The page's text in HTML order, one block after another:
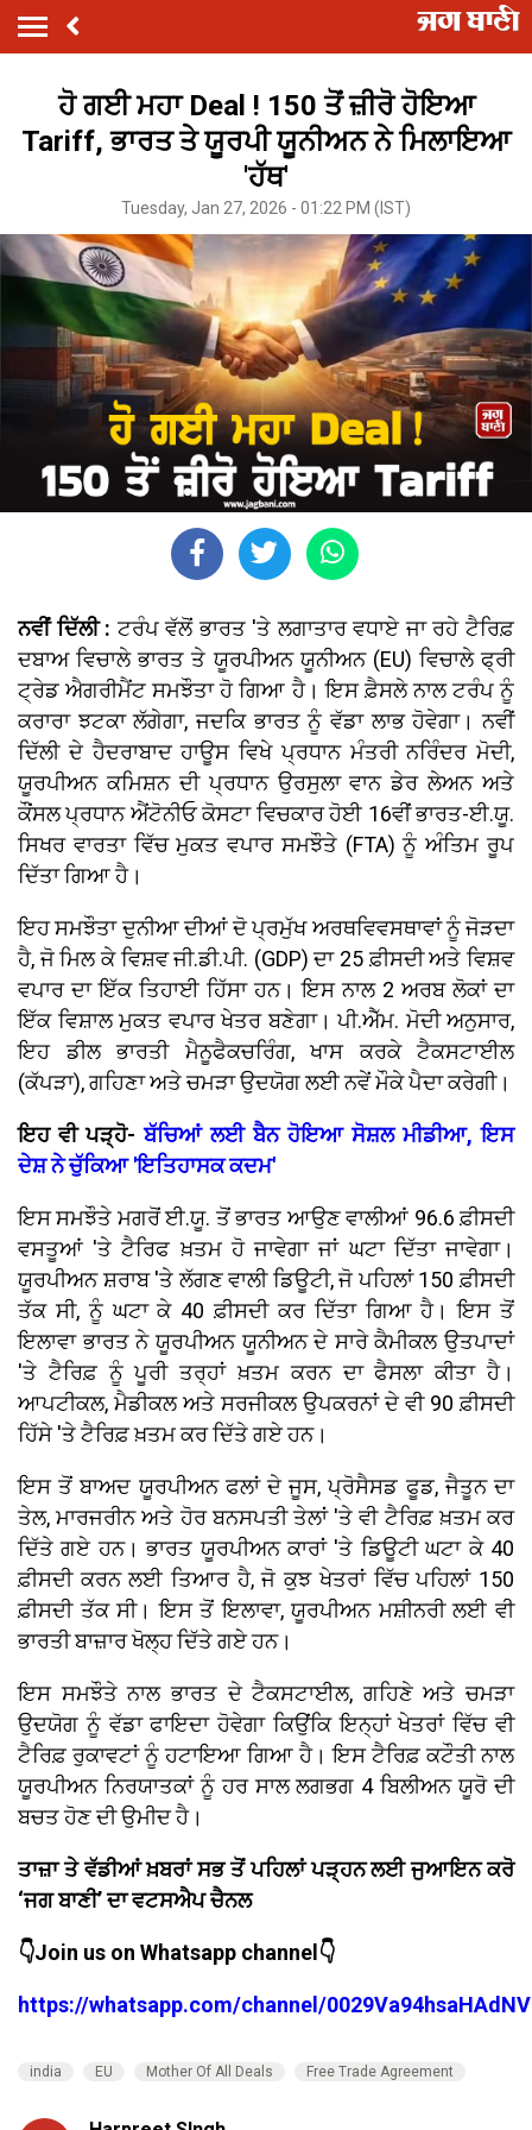
ਹੋ ਗਈ ਮਹਾ Deal ! 150 ਤੋਂ ਜ਼ੀਰੋ ਹੋਇਆ
Tariff, ਭਾਰਤ ਤੇ ਯੂਰਪੀ ਯੂਨੀਅਨ ਨੇ ਮਿਲਾਇਆ
'ਹੱਥ'
Tuesday, Jan 27, 2026 - 01:22 PM (IST)
ਨਵੀਂ ਦਿੱਲੀ : ਟਰੰਪ ਵੱਲੋਂ ਭਾਰਤ 'ਤੇ ਲਗਾਤਾਰ ਵਧਾਏ ਜਾ ਰਹੇ ਟੈਰਿਫ਼
ਦਬਾਅ ਵਿਚਾਲੇ ਭਾਰਤ ਤੇ ਯੂਰਪੀਅਨ ਯੂਨੀਅਨ (EU) ਵਿਚਾਲੇ ਫ੍ਰੀ
ਟ੍ਰੇਡ ਐਗਰੀਮੈਂਟ ਸਮਝੌਤਾ ਹੋ ਗਿਆ ਹੈ। ਇਸ ਫ਼ੈਸਲੇ ਨਾਲ ਟਰੰਪ ਨੂੰ
ਕਰਾਰਾ ਝਟਕਾ ਲੱਗੇਗਾ, ਜਦਕਿ ਭਾਰਤ ਨੂੰ ਵੱਡਾ ਲਾਭ ਹੋਵੇਗਾ। ਨਵੀਂ
ਦਿੱਲੀ ਦੇ ਹੈਦਰਾਬਾਦ ਹਾਊਸ ਵਿਖੇ ਪ੍ਰਧਾਨ ਮੰਤਰੀ ਨਰਿੰਦਰ ਮੋਦੀ,
ਯੂਰਪੀਅਨ ਕਮਿਸ਼ਨ ਦੀ ਪ੍ਰਧਾਨ ਉਰਸੁਲਾ ਵਾਨ ਡੇਰ ਲੇਅਨ ਅਤੇ
ਕੌਂਸਲ ਪ੍ਰਧਾਨ ਐਂਟੋਨੀਓ ਕੋਸਟਾ ਵਿਚਕਾਰ ਹੋਈ 16ਵੀਂ ਭਾਰਤ-ਈ.ਯੂ.
ਸਿਖਰ ਵਾਰਤਾ ਵਿੱਚ ਮੁਕਤ ਵਪਾਰ ਸਮਝੌਤੇ (FTA) ਨੂੰ ਅੰਤਿਮ ਰੂਪ
ਦਿੱਤਾ ਗਿਆ ਹੈ।
ਇਹ ਸਮਝੌਤਾ ਦੁਨੀਆ ਦੀਆਂ ਦੋ ਪ੍ਰਮੁੱਖ ਅਰਥਵਿਵਸਥਾਵਾਂ ਨੂੰ ਜੋੜਦਾ
ਹੈ, ਜੋ ਮਿਲ ਕੇ ਵਿਸ਼ਵ ਜੀ.ਡੀ.ਪੀ. (GDP) ਦਾ 25 ਫ਼ੀਸਦੀ ਅਤੇ ਵਿਸ਼ਵ
ਵਪਾਰ ਦਾ ਇੱਕ ਤਿਹਾਈ ਹਿੱਸਾ ਹਨ। ਇਸ ਨਾਲ 2 ਅਰਬ ਲੋਕਾਂ ਦਾ
ਇੱਕ ਵਿਸ਼ਾਲ ਮੁਕਤ ਵਪਾਰ ਖੇਤਰ ਬਣੇਗਾ। ਪੀ.ਐੱਮ. ਮੋਦੀ ਅਨੁਸਾਰ,
ਇਹ ਡੀਲ ਭਾਰਤੀ ਮੈਨੂਫੈਕਚਰਿੰਗ, ਖਾਸ ਕਰਕੇ ਟੈਕਸਟਾਈਲ
(ਕੱਪੜਾ), ਗਹਿਣਾ ਅਤੇ ਚਮੜਾ ਉਦਯੋਗ ਲਈ ਨਵੇਂ ਮੌਕੇ ਪੈਦਾ ਕਰੇਗੀ।
ਇਹ ਵੀ ਪੜ੍ਹੋ-ਬੱਚਿਆਂ ਲਈ ਬੈਨ ਹੋਇਆ ਸੋਸ਼ਲ ਮੀਡੀਆ, ਇਸ
ਦੇਸ਼ ਨੇ ਚੁੱਕਿਆ 'ਇਤਿਹਾਸਕ ਕਦਮ'
ਇਸ ਸਮਝੌਤੇ ਮਗਰੋਂ ਈ.ਯੂ. ਤੋਂ ਭਾਰਤ ਆਉਣ ਵਾਲੀਆਂ 96.6 ਫ਼ੀਸਦੀ
ਵਸਤੂਆਂ 'ਤੇ ਟੈਰਿਫ ਖ਼ਤਮ ਹੋ ਜਾਵੇਗਾ ਜਾਂ ਘਟਾ ਦਿੱਤਾ ਜਾਵੇਗਾ।
ਯੂਰਪੀਅਨ ਸ਼ਰਾਬ 'ਤੇ ਲੱਗਣ ਵਾਲੀ ਡਿਊਟੀ, ਜੋ ਪਹਿਲਾਂ 150 ਫ਼ੀਸਦੀ
ਤੱਕ ਸੀ, ਨੂੰ ਘਟਾ ਕੇ 40 ਫ਼ੀਸਦੀ ਕਰ ਦਿੱਤਾ ਗਿਆ ਹੈ। ਇਸ ਤੋਂ
ਇਲਾਵਾ ਭਾਰਤ ਨੇ ਯੂਰਪੀਅਨ ਯੂਨੀਅਨ ਦੇ ਸਾਰੇ ਕੈਮੀਕਲ ਉਤਪਾਦਾਂ
'ਤੇ ਟੈਰਿਫ਼ ਨੂੰ ਪੂਰੀ ਤਰ੍ਹਾਂ ਖ਼ਤਮ ਕਰਨ ਦਾ ਫੈਸਲਾ ਕੀਤਾ ਹੈ।
ਆਪਟੀਕਲ, ਮੈਡੀਕਲ ਅਤੇ ਸਰਜੀਕਲ ਉਪਕਰਨਾਂ ਦੇ ਵੀ 90 ਫ਼ੀਸਦੀ
ਹਿੱਸੇ 'ਤੇ ਟੈਰਿਫ਼ ਖ਼ਤਮ ਕਰ ਦਿੱਤੇ ਗਏ ਹਨ।
ਇਸ ਤੋਂ ਬਾਅਦ ਯੂਰਪੀਅਨ ਫਲਾਂ ਦੇ ਜੂਸ, ਪ੍ਰੋਸੈਸਡ ਫੂਡ, ਜੈਤੂਨ ਦਾ
ਤੇਲ, ਮਾਰਜਰੀਨ ਅਤੇ ਹੋਰ ਬਨਸਪਤੀ ਤੇਲਾਂ 'ਤੇ ਵੀ ਟੈਰਿਫ਼ ਖ਼ਤਮ ਕਰ
ਦਿੱਤੇ ਗਏ ਹਨ। ਭਾਰਤ ਯੂਰਪੀਅਨ ਕਾਰਾਂ 'ਤੇ ਡਿਊਟੀ ਘਟਾ ਕੇ 40
ਫ਼ੀਸਦੀ ਕਰਨ ਲਈ ਤਿਆਰ ਹੈ, ਜੋ ਕੁਝ ਖੇਤਰਾਂ ਵਿੱਚ ਪਹਿਲਾਂ 150
ਫ਼ੀਸਦੀ ਤੱਕ ਸੀ। ਇਸ ਤੋਂ ਇਲਾਵਾ, ਯੂਰਪੀਅਨ ਮਸ਼ੀਨਰੀ ਲਈ ਵੀ
ਭਾਰਤੀ ਬਾਜ਼ਾਰ ਖੋਲ੍ਹ ਦਿੱਤੇ ਗਏ ਹਨ।
ਇਸ ਸਮਝੌਤੇ ਨਾਲ ਭਾਰਤ ਦੇ ਟੈਕਸਟਾਈਲ, ਗਹਿਣੇ ਅਤੇ ਚਮੜਾ
ਉਦਯੋਗ ਨੂੰ ਵੱਡਾ ਫਾਇਦਾ ਹੋਵੇਗਾ ਕਿਉਂਕਿ ਇਨ੍ਹਾਂ ਖੇਤਰਾਂ ਵਿੱਚ ਵੀ
ਟੈਰਿਫ਼ ਰੁਕਾਵਟਾਂ ਨੂੰ ਹਟਾਇਆ ਗਿਆ ਹੈ। ਇਸ ਟੈਰਿਫ਼ ਕਟੌਤੀ ਨਾਲ
ਯੂਰਪੀਅਨ ਨਿਰਯਾਤਕਾਂ ਨੂੰ ਹਰ ਸਾਲ ਲਗਭਗ 4 ਬਿਲੀਅਨ ਯੂਰੋ ਦੀ
ਬਚਤ ਹੋਣ ਦੀ ਉਮੀਦ ਹੈ।
ਤਾਜ਼ਾ ਤੇ ਵੱਡੀਆਂ ਖ਼ਬਰਾਂ ਸਭ ਤੋਂ ਪਹਿਲਾਂ ਪੜ੍ਹਨ ਲਈ ਜੁਆਇਨ ਕਰੋ
‘ਜਗ ਬਾਣੀ’ ਦਾ ਵਟਸਐਪ ਚੈਨਲ
👇Join us on Whatsapp channel👇
https://whatsapp.com/channel/
india EU Mother Of All Deals Free Trade Agreement